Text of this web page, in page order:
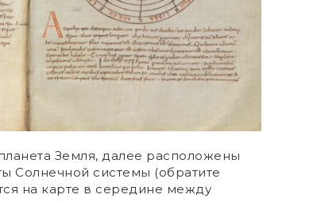
Земля, далее расположены
Солнечной системы (обратите
на карте в середине между